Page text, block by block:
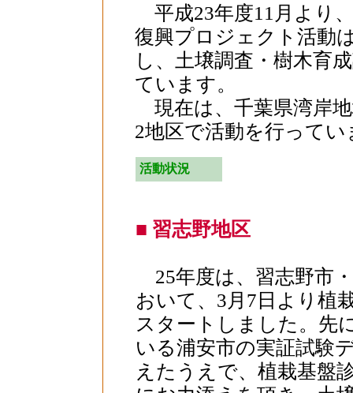
平成23年度11月より
復興プロジェクト活動
し、土壌調査・樹木育
ています。
現在は、千葉県湾岸
2地区で活動を行ってい
活動状況
■ 習志野地区
25年度は、習志野市
おいて、3月7日より植
スタートしました。先
いる浦安市の実証試験
えたうえで、植栽基盤